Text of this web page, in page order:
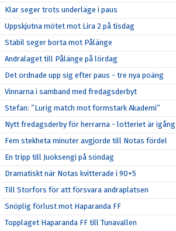
Klar seger trots underläge i paus
Uppskjutna mötet mot Lira 2 på tisdag
Stabil seger borta mot Pålänge
Andralaget till Pålänge på lördag
Det ordnade upp sig efter paus - tre nya poäng
Vinnarna i samband med fredagsderbyt
Stefan: ”Lurig match mot formstark Akademi”
Nytt fredagsderby för herrarna - lotteriet är igång
Fem stekheta minuter avgjorde till Notas fördel
En tripp till Juoksengi på söndag
Dramatiskt när Notas kvitterade i 90+5
Till Storfors för att försvara andraplatsen
Snöplig förlust mot Haparanda FF
Topplaget Haparanda FF till Tunavallen